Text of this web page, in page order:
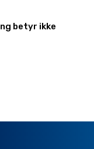
betyr ikke